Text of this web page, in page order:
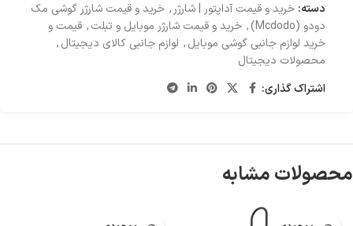
دسته: خرید و قیمت آداپتور | شارژر , خرید و قیمت شارژر گوشی مک
دودو (Mcdodo)
, خرید و قیمت شارژر موبایل و تبلت, قیمت و
خرید لوازم جانبی گوشی موبایل, لوازم جانبی کالای دیجیتال,
محصولات دیجیتال
اشتراک گذاری:
محصولات مشابه